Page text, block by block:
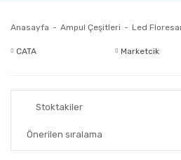
Anasayfa Ampul Çeşitleri Led
CATA Marketcik
Stoktakiler